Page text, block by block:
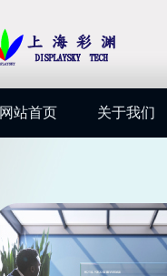
网站首页 关于我们